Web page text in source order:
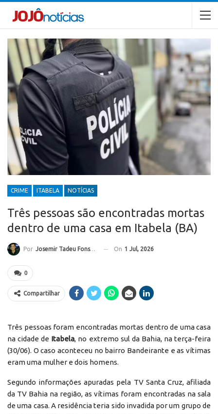
CRIME ITABELA NOTÍCIAS
Três pessoas são encontradas mortas
dentro de uma casa em Itabela (BA)
Por Josemir Tadeu Fonseca On 1 Jul, 2026
0
Compartilhar
Três pessoas foram encontradas mortas dentro de uma casa
na cidade de Itabela, no extremo sul da Bahia, na terça-feira
(30/06). O caso aconteceu no bairro Bandeirante e as vítimas
eram uma mulher e dois homens.
Segundo informações apuradas pela TV Santa Cruz, afiliada
da TV Bahia na região, as vítimas foram encontradas na sala
de uma casa. A residência teria sido invadida por um grupo de